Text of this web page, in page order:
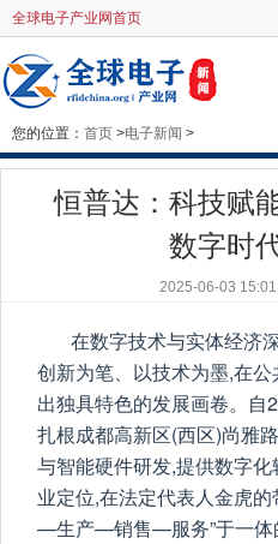
全球电子产业网首页
您的位置： 首页 >电子新闻 >
恒普达：科技赋
数字时
2025-06-03
在数字技术与实体经济
创新为笔、以技术为墨,在
出独具特色的发展画卷。自
扎根成都高新区(西区)尚雅
与智能硬件研发,提供数字
业定位,在法定代表人金虎
—生产—销售—服务”于一体